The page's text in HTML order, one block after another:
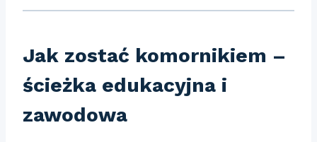
Jak zostać komornikiem –
ścieżka edukacyjna i
zawodowa